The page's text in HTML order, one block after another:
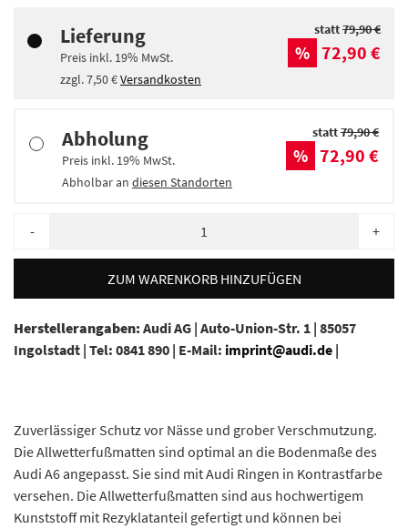
Lieferung
Preis inkl. 19% MwSt.
zzgl.7,50 €Versandkosten
statt79,90 €
% 72,90 €
Abholung
Preis inkl. 19% MwSt.
Abholbar an diesen Standorten
statt79,90 €
% 72,90 €
- +
ZUM WARENKORB HINZUFÜGEN
Herstellerangaben: Audi AG | Auto-Union-Str. 1 | 85057
Ingolstadt | Tel: 0841 890 | E-Mail: imprint@audi.de |
Zuverlässiger Schutz vor Nässe und grober Verschmutzung.
Die Allwetterfußmatten sind optimal an die Bodenmaße des
Audi A6 angepasst. Sie sind mit Audi Ringen in Kontrastfarbe
versehen. Die Allwetterfußmatten sind aus hochwertigem
Kunststoff mit Rezyklatanteil gefertigt und können bei